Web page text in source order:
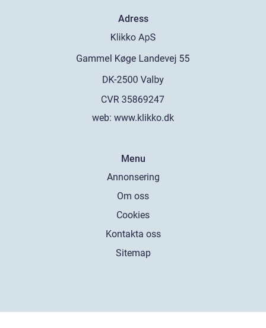
Adress
web: www.klikko.dk
Menu
Annonsering
Om oss
Cookies
Kontakta oss
Sitemap